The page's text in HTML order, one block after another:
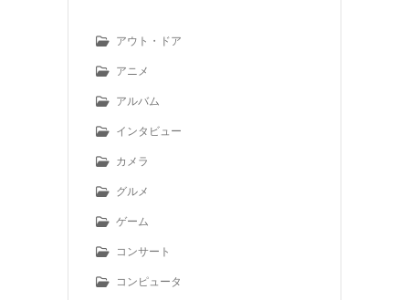
アウト・ドア
アニメ
アルバム
インタビュー
カメラ
グルメ
ゲーム
コンサート
コンピュータ